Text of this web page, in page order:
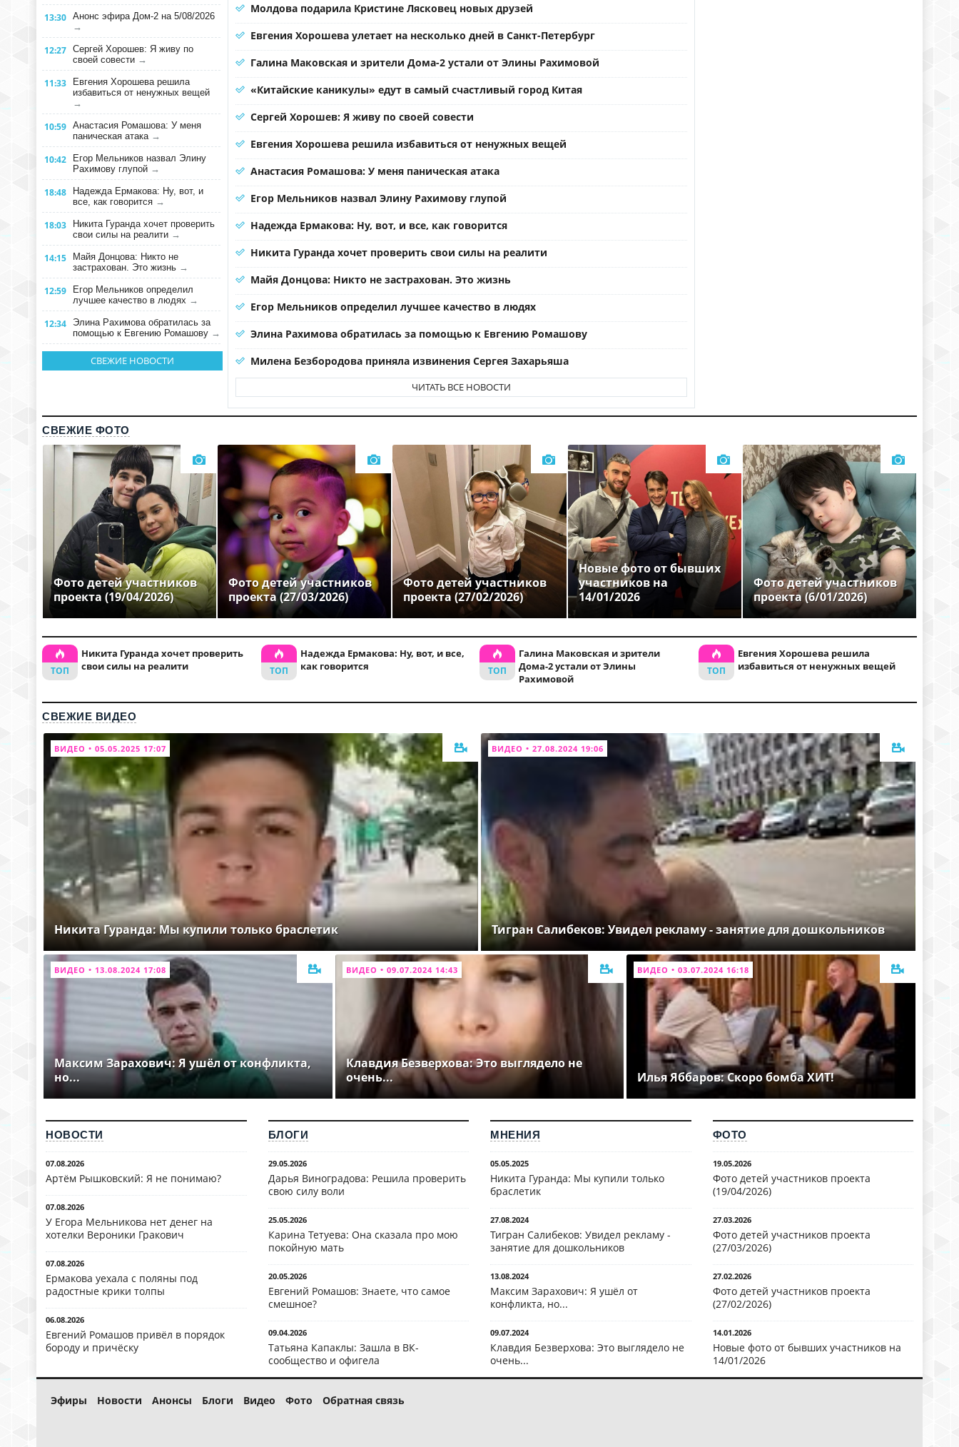
13:30 Анонс эфира Дом-2 на 5/08/2026
→
12:27 Сергей Хорошев: Я живу по
своей совести →
11:33
Евгения Хорошева решила
избавиться от ненужных вещей
→
10:59 Анастасия Ромашова: У меня
паническая атака →
10:42
Егор Мельников назвал Элину
Рахимову глупой →
18:48
Надежда Ермакова: Ну, вот, и
все, как говорится →
18:03
Никита Гуранда хочет проверить
свои силы на реалити →
14:15
Майя Донцова: Никто не
застрахован. Это жизнь →
12:59
Егор Мельников определил
лучшее качество в людях →
12:34
Элина Рахимова обратилась за
помощью к Евгению Ромашову →
СВЕЖИЕ НОВОСТИ
Молдова подарила Кристине Лясковец новых друзей
Евгения Хорошева улетает на несколько дней в Санкт-Петербург
Галина Маковская и зрители Дома-2 устали от Элины Рахимовой
«Китайские каникулы» едут в самый счастливый город Китая
Сергей Хорошев: Я живу по своей совести
Евгения Хорошева решила избавиться от ненужных вещей
Анастасия Ромашова: У меня паническая атака
Егор Мельников назвал Элину Рахимову глупой
Надежда Ермакова: Ну, вот, и все, как говорится
Никита Гуранда хочет проверить свои силы на реалити
Майя Донцова: Никто не застрахован. Это жизнь
Егор Мельников определил лучшее качество в людях
Элина Рахимова обратилась за помощью к Евгению Ромашову
Милена Безбородова приняла извинения Сергея Захарьяша
ЧИТАТЬ ВСЕ НОВОСТИ
СВЕЖИЕ ФОТО
Фото детей участников
проекта (19/04/2026)
Фото детей участников
проекта (27/03/2026)
Фото детей участников
проекта (27/02/2026)
Новые фото от бывших
участников на
14/01/2026
Фото детей участников
проекта (6/01/2026)
Никита Гуранда хочет проверить
свои силы на реалити
Надежда Ермакова: Ну, вот, и все,
как говорится
Галина Маковская и зрители
Дома-2 устали от Элины
Рахимовой
Евгения Хорошева решила
избавиться от ненужных вещей
СВЕЖИЕ ВИДЕО
ВИДЕО • 05.05.2025 17:07
Никита Гуранда: Мы купили только браслетик
ВИДЕО • 27.08.2024 19:06
Тигран Салибеков: Увидел рекламу - занятие для дошкольников
ВИДЕО • 13.08.2024 17:08
Максим Зарахович: Я ушёл от конфликта,
но...
ВИДЕО • 09.07.2024 14:43
Клавдия Безверхова: Это выглядело не
очень...
ВИДЕО • 03.07.2024 16:18
Илья Яббаров: Скоро бомба ХИТ!
НОВОСТИ
07.08.2026
Артём Рышковский: Я не понимаю?
07.08.2026
У Егора Мельникова нет денег на
хотелки Вероники Гракович
07.08.2026
Ермакова уехала с поляны под
радостные крики толпы
06.08.2026
Евгений Ромашов привёл в порядок
бороду и причёску
БЛОГИ
29.05.2026
Дарья Виноградова: Решила проверить
свою силу воли
25.05.2026
Карина Тетуева: Она сказала про мою
покойную мать
20.05.2026
Евгений Ромашов: Знаете, что самое
смешное?
09.04.2026
Татьяна Капаклы: Зашла в ВК-
сообщество и офигела
МНЕНИЯ
05.05.2025
Никита Гуранда: Мы купили только
браслетик
27.08.2024
Тигран Салибеков: Увидел рекламу -
занятие для дошкольников
13.08.2024
Максим Зарахович: Я ушёл от
конфликта, но...
09.07.2024
Клавдия Безверхова: Это выглядело не
очень...
ФОТО
19.05.2026
Фото детей участников проекта
(19/04/2026)
27.03.2026
Фото детей участников проекта
(27/03/2026)
27.02.2026
Фото детей участников проекта
(27/02/2026)
14.01.2026
Новые фото от бывших участников на
14/01/2026
Эфиры Новости Анонсы Блоги Видео Фото Обратная связь